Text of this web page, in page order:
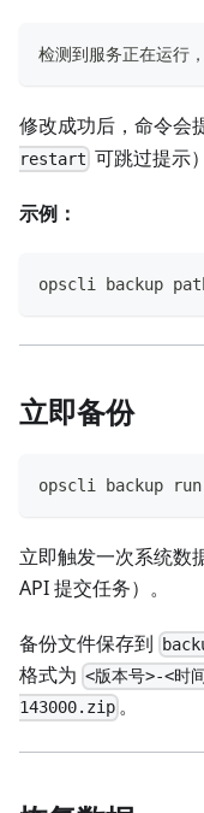
检测到服务正在运行
修改成功后，命令会
restart 可跳过提示）
示例：
opscli backup
立即备份
opscli backup run
立即触发一次系统数
API 提交任务）。
备份文件保存到
格式为 <版本号>-<时
143000.zip 。